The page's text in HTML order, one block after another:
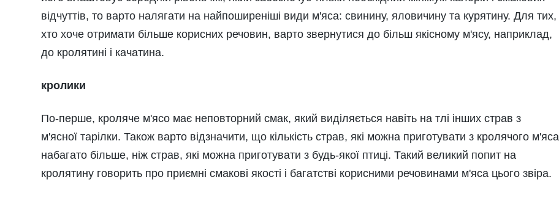
відчуттів, то варто налягати на найпоширеніші види м'яса: свинину, яловичину та курятину. Для тих,
хто хоче отримати більше корисних речовин, варто звернутися до більш якісному м'ясу, наприклад,
до кролятині і качатина.
кролики
По-перше, кроляче м'ясо має неповторний смак, який виділяється навіть на тлі інших страв з
м'ясної тарілки. Також варто відзначити, що кількість страв, які можна приготувати з кролячого м'яса
набагато більше, ніж страв, які можна приготувати з будь-якої птиці. Такий великий попит на
кролятину говорить про приємні смакові якості і багатстві корисними речовинами м'яса цього звіра.